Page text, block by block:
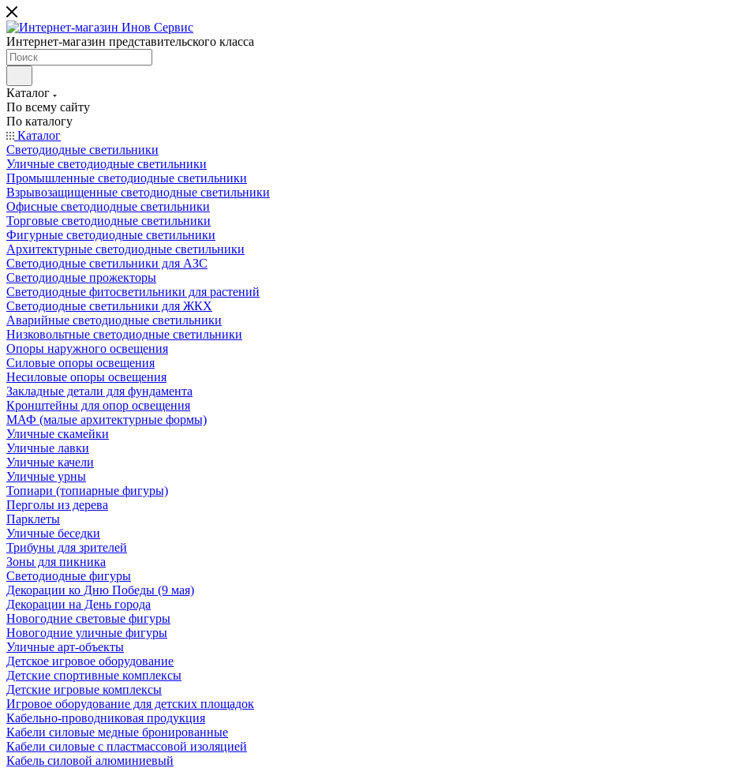
Интернет-магазин представительского класса
Каталог
По всему сайту
По каталогу
Каталог
Светодиодные светильники
Уличные светодиодные светильники
Промышленные светодиодные светильники
Взрывозащищенные светодиодные светильники
Офисные светодиодные светильники
Торговые светодиодные светильники
Фигурные светодиодные светильники
Архитектурные светодиодные светильники
Светодиодные светильники для АЗС
Светодиодные прожекторы
Светодиодные фитосветильники для растений
Светодиодные светильники для ЖКХ
Аварийные светодиодные светильники
Низковольтные светодиодные светильники
Опоры наружного освещения
Силовые опоры освещения
Несиловые опоры освещения
Закладные детали для фундамента
Кронштейны для опор освещения
МАФ (малые архитектурные формы)
Уличные скамейки
Уличные лавки
Уличные качели
Уличные урны
Топиари (топиарные фигуры)
Перголы из дерева
Парклеты
Уличные беседки
Трибуны для зрителей
Зоны для пикника
Светодиодные фигуры
Декорации ко Дню Победы (9 мая)
Декорации на День города
Новогодние световые фигуры
Новогодние уличные фигуры
Уличные арт-объекты
Детское игровое оборудование
Детские спортивные комплексы
Детские игровые комплексы
Игровое оборудование для детских площадок
Кабельно-проводниковая продукция
Кабели силовые медные бронированные
Кабели силовые с пластмассовой изоляцией
Кабель силовой алюминиевый